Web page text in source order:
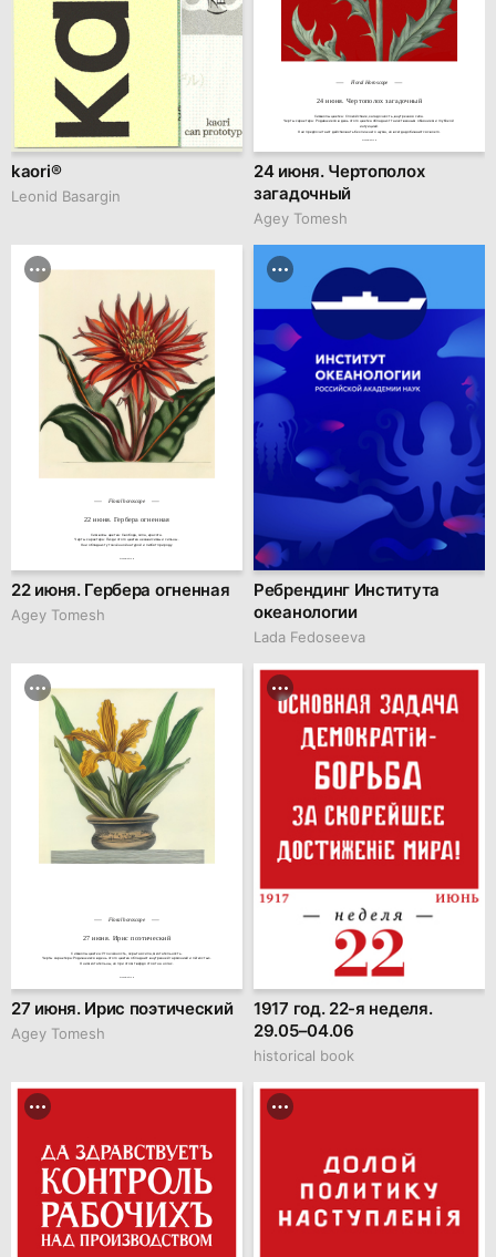
kaori®
Leonid Basargin
Floral Horoscope
24 июня. Чертополох загадочный
Символы цветка: Спокойствие, загадочность, внутренняя сила.
Черты характера: Родившиеся в день этого цветка обладают таинственным обаянием и глубокой
интуицией.
Они предпочитают действовать без лишнего шума, но всегда добиваются своего.
24 июня. Чертополох
загадочный
Agey Tomesh
Floral horoscope
22 июня. Гербера огненная
Символы цветка: Свобода, сила, красота.
Черты характера: Люди этого цветка независимы и сильны.
Они обладают утончённой натурой и любят природу.
22 июня. Гербера огненная
Agey Tomesh
Ребрендинг Института
океанологии
Lada Fedoseeva
Floral horoscope
27 июня. Ирис поэтический
Символы цветка: Утончённость, скрытая сила, мечтательность.
Черты характера: Родившиеся в день этого цветка обладают внутренней гармонией и лёгкостью.
Они мечтательны, но при этом твёрдо стоят на ногах.
hseanimation.ru
27 июня. Ирис поэтический
Agey Tomesh
1917 год. 22-я неделя.
29.05–04.06
historical book